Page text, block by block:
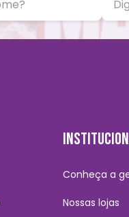
Conheça a
Nossas lojas